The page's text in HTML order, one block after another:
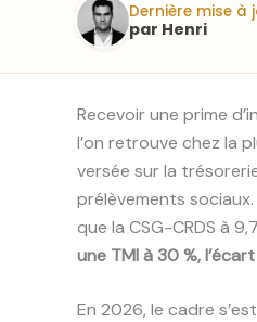
Dernière mise à
par Henri
Recevoir une prime
l’on retrouve chez la
versée sur la
prélèvements
que la CSG-CRDS à
une TMI à 30 %,
En 2026, le cadre